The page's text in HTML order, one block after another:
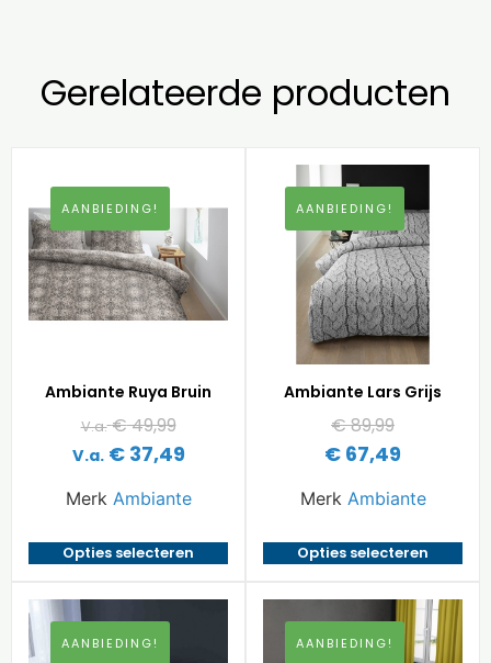
Gerelateerde producten
AANBIEDING!
Ambiante Ruya Bruin
V.a. €49,99
V.a. €37,49
Merk Ambiante
Opties selecteren
AANBIEDING!
Ambiante Lars Grijs
€89,99
€ 67,49
Merk Ambiante
Opties selecteren
AANBIEDING! AANBIEDING!